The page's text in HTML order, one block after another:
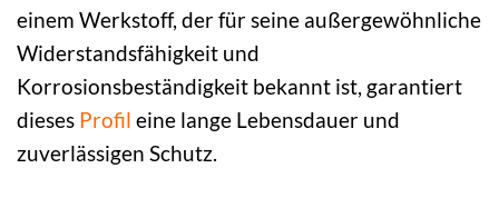
einem Werkstoff, der für seine außergewöhnliche
Widerstandsfähigkeit und
Korrosionsbeständigkeit bekannt ist, garantiert
dieses Profil eine lange Lebensdauer und
zuverlässigen Schutz.